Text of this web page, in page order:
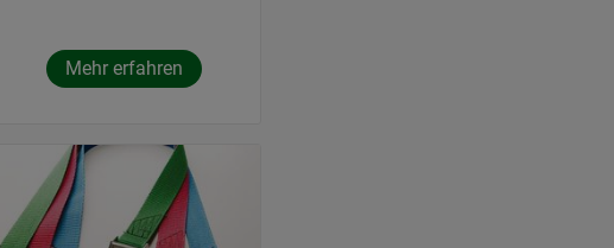
Mehr erfahren